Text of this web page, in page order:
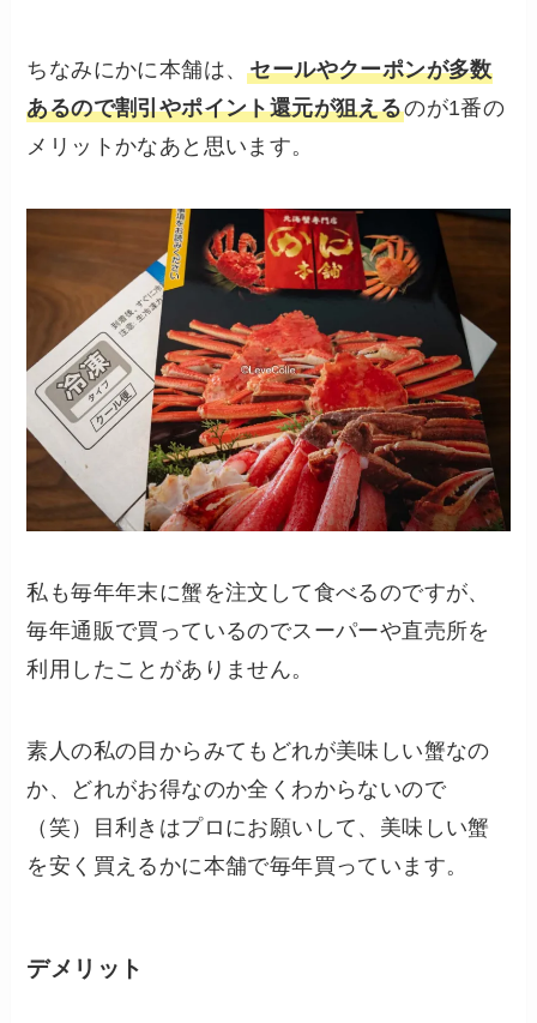
ちなみにかに本舗は、セールやクーポンが多数
あるので割引やポイント還元が狙えるのが1番の
メリットかなあと思います。
私も毎年年末に蟹を注文して食べるのですが、
毎年通販で買っているのでスーパーや直売所を
利用したことがありません。
素人の私の目からみてもどれが美味しい蟹なの
か、どれがお得なのか全くわからないので
（笑）目利きはプロにお願いして、美味しい蟹
を安く買えるかに本舗で毎年買っています。
デメリット